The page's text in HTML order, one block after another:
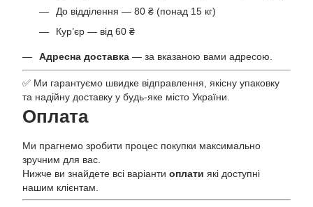
До відділення — 80 ₴ (понад 15 кг)
Кур’єр — від 60 ₴
Адресна доставка — за вказаною вами адресою.
✅ Ми гарантуємо швидке відправлення, якісну упаковку
та надійну доставку у будь-яке місто України.
Оплата
Ми прагнемо зробити процес покупки максимально
зручним для вас.
Нижче ви знайдете всі варіанти оплати які доступні
нашим клієнтам.